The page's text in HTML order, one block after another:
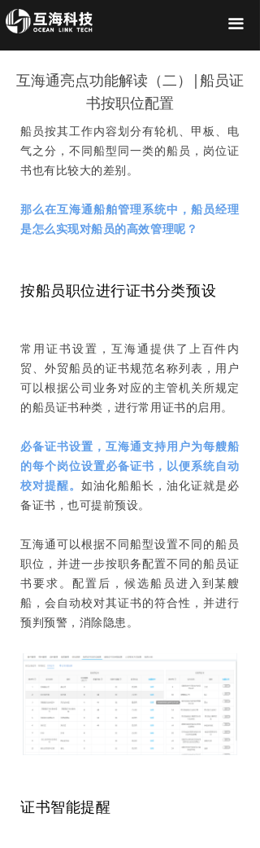
끀
互海通亮点功能解读（二）|船员证
书按职位配置
船员按其工作内容划分有轮机、甲板、电
气之分，不同船型同一类的船员，岗位证
书也有比较大的差别。
那么在互海通船舶管理系统中，船员经理
是怎么实现对船员的高效管理呢？
按船员职位进行证书分类预设
常用证书设置，互海通提供了上百件内
贸、外贸船员的证书规范名称列表，用户
可以根据公司业务对应的主管机关所规定
的船员证书种类，进行常用证书的启用。
必备证书设置，互海通支持用户为每艘船
的每个岗位设置必备证书，以便系统自动
校对提醒。如油化船船长，油化证就是必
备证书，也可提前预设。
互海通可以根据不同船型设置不同的船员
职位，并进一步按职务配置不同的船员证
书要求。配置后，候选船员进入到某艘
船，会自动校对其证书的符合性，并进行
预判预警，消除隐患。
证书智能提醒